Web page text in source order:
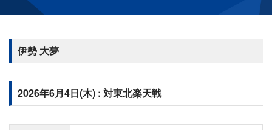
伊勢 大夢
2026年6月4日(木) : 対東北楽天戦